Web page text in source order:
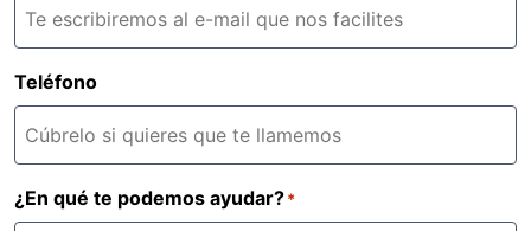
Teléfono
¿En qué te podemos ayudar?*